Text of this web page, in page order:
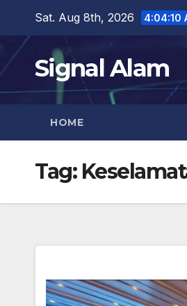
content
Sat. Aug 8th, 2026 4:04:11
Signal Alam
HOME
Tag: